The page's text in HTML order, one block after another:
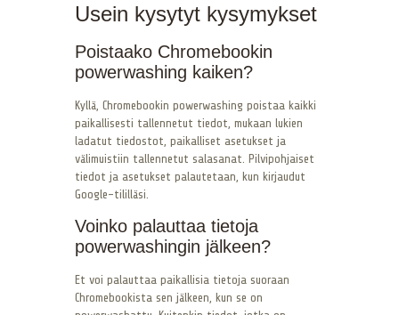
Usein kysytyt kysymykset
Poistaako Chromebookin
powerwashing kaiken?
Kyllä, Chromebookin powerwashing poistaa kaikki
paikallisesti tallennetut tiedot, mukaan lukien
ladatut tiedostot, paikalliset asetukset ja
välimuistiin tallennetut salasanat. Pilvipohjaiset
tiedot ja asetukset palautetaan, kun kirjaudut
Google-tililläsi.
Voinko palauttaa tietoja
powerwashingin jälkeen?
Et voi palauttaa paikallisia tietoja suoraan
Chromebookista sen jälkeen, kun se on